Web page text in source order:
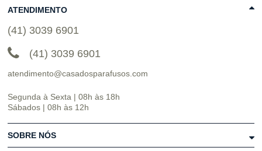
ATENDIMENTO
(41) 3039 6901
(41) 3039 6901
atendimento@casadosparafusos.com
Segunda à Sexta | 08h às 18h
Sábados | 08h às 12h
SOBRE NÓS